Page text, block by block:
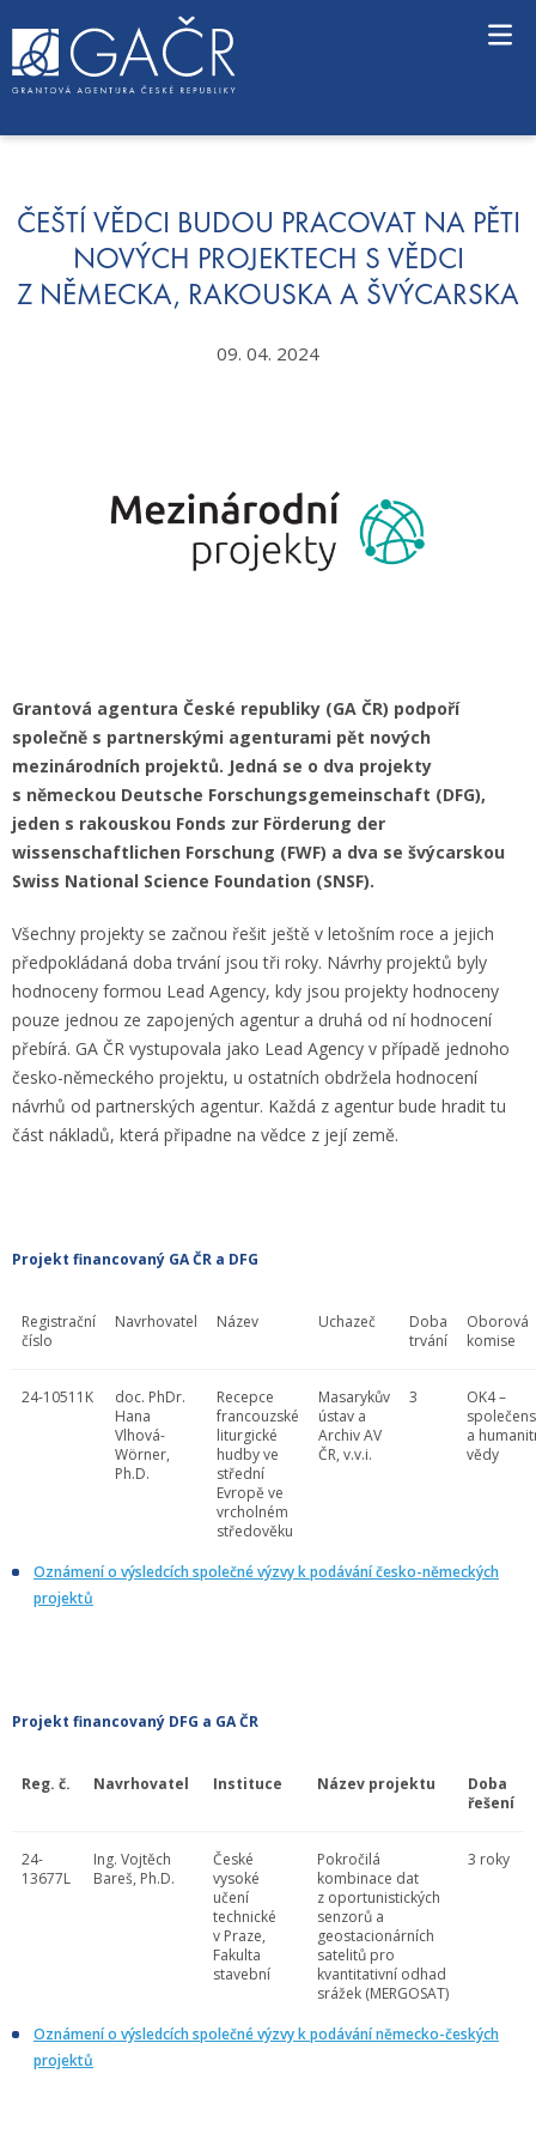
o
ČEŠTÍ VĚDCI BUDOU PRACOVAT NA PĚTI
NOVÝCH PROJEKTECH S VĚDCI
Z NĚMECKA, RAKOUSKA A ŠVÝCARSKA
09. 04. 2024
Grantová agentura České republiky (GA ČR) podpoří
společně s partnerskými agenturami pět nových
mezinárodních projektů. Jedná se o dva projekty
s německou Deutsche Forschungsgemeinschaft (DFG),
jeden s rakouskou Fonds zur Förderung der
wissenschaftlichen Forschung (FWF) a dva se švýcarskou
Swiss National Science Foundation (SNSF).
Všechny projekty se začnou řešit ještě v letošním roce a jejich
předpokládaná doba trvání jsou tři roky. Návrhy projektů byly
hodnoceny formou Lead Agency, kdy jsou projekty hodnoceny
pouze jednou ze zapojených agentur a druhá od ní hodnocení
přebírá. GA ČR vystupovala jako Lead Agency v případě jednoho
česko-německého projektu, u ostatních obdržela hodnocení
návrhů od partnerských agentur. Každá z agentur bude hradit tu
část nákladů, která připadne na vědce z její země.
Projekt financovaný GA ČR a DFG
Registrační
číslo
Navrhovatel Název Uchazeč
Doba
trvání
Oborová
komise
24-10511K
doc. PhDr.
Hana
Vlhová-
Wörner,
Ph.D.
Recepce
francouzské
liturgické
hudby ve
střední
Evropě ve
vrcholném
středověku
Masarykův
ústav a
Archiv AV
ČR, v.v.i.
3
OK4 –
a
vědy
Oznámení o výsledcích společné výzvy k podávání česko-německých
projektů
Projekt financovaný DFG a GA ČR
Reg. č. Navrhovatel Instituce Název projektu
Doba
řešení
24-
13677L
Ing. Vojtěch
Bareš, Ph.D.
České
vysoké
učení
technické
v Praze,
Fakulta
stavební
Pokročilá
kombinace dat
z oportunistických
senzorů a
geostacionárních
satelitů pro
kvantitativní odhad
srážek (MERGOSAT)
3 roky
Oznámení o výsledcích společné výzvy k podávání německo-českých
projektů